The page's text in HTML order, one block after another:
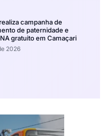
campanha de
de paternidade e
gratuito em Camaçari
2026